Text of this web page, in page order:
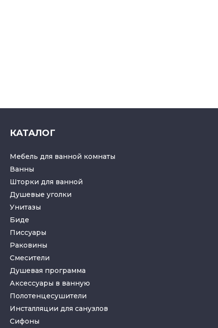
КАТАЛОГ
Мебель для ванной комнаты
Ванны
Шторки для ванной
Душевые уголки
Унитазы
Биде
Писсуары
Раковины
Смесители
Душевая программа
Аксессуары в ванную
Полотенцесушители
Инсталляции для санузлов
Cифоны